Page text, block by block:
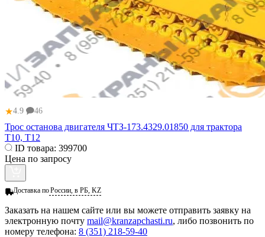
★4.9 46
Трос останова двигателя ЧТЗ-173.4329.01850 для трактора
Т10, Т12
ID товара: 399700
Цена по запросу
Доставка поРоссии, в РБ, KZ
Заказать на нашем сайте или вы можете отправить заявку на
электронную почту mail@kranzapchasti.ru, либо позвонить по
номеру телефона: 8 (351) 218-59-40